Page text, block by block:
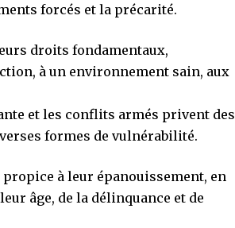
forcés et la précarité.
droits fondamentaux,
à un environnement sain, aux
et les conflits armés privent des
formes de vulnérabilité.
à leur épanouissement, en
âge, de la délinquance et de